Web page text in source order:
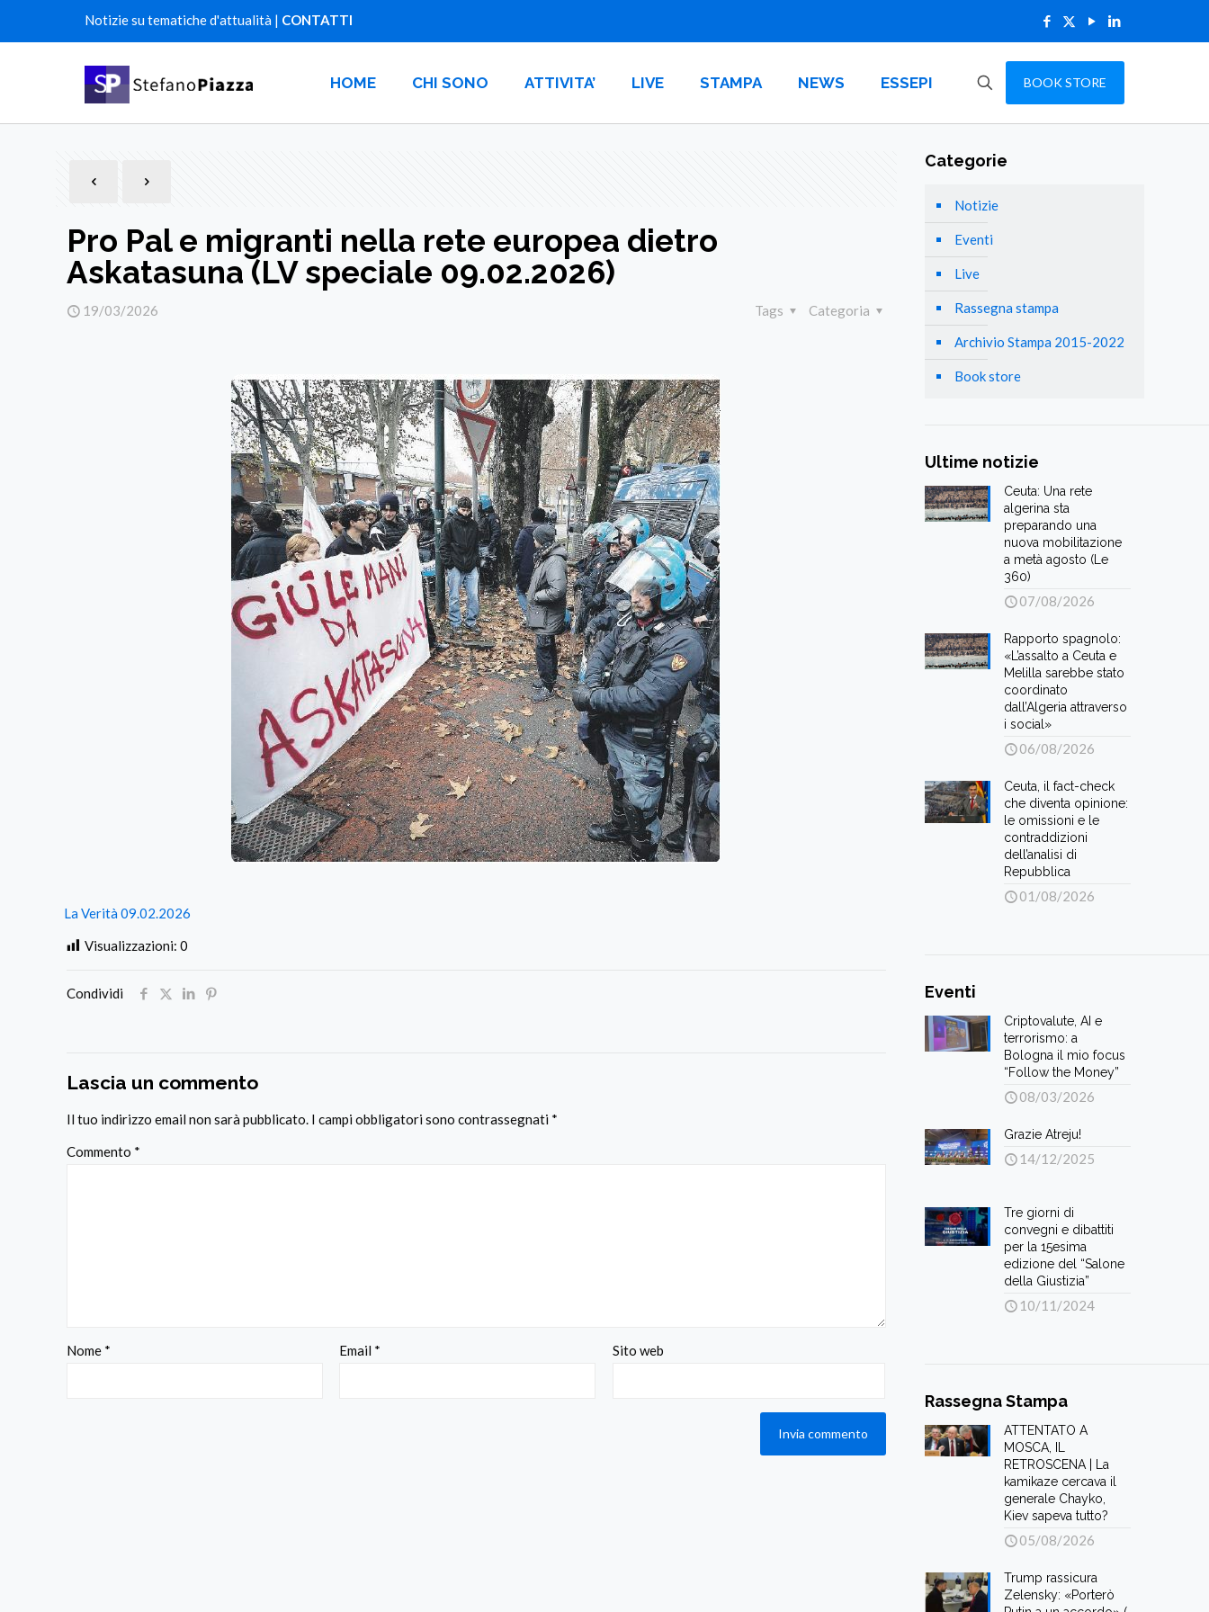
Notizie su tematiche d'attualità | CONTATTI
HOME CHI SONO ATTIVITA’ LIVE STAMPA NEWS ESSEPI BOOK STORE
Pro Pal e migranti nella rete europea dietro
Askatasuna (LV speciale 09.02.2026)
19/03/2026 Categoria
Tags
La Verità 09.02.2026
Visualizzazioni: 0
Condividi
Lascia un commento
Il tuo indirizzo email non sarà pubblicato. I campi obbligatori sono contrassegnati *
Commento *
Nome * Email * Sito web
Categorie
Notizie
Eventi
Live
Rassegna stampa
Archivio Stampa 2015-2022
Book store
Ultime notizie
Ceuta: Una rete
algerina sta
preparando una
nuova mobilitazione
a metà agosto (Le
360)
07/08/2026
Rapporto spagnolo:
«L’assalto a Ceuta e
Melilla sarebbe stato
coordinato
dall’Algeria attraverso
i social»
06/08/2026
Ceuta, il fact-check
che diventa opinione:
le omissioni e le
contraddizioni
dell’analisi di
Repubblica
01/08/2026
Eventi
Criptovalute, AI e
terrorismo: a
Bologna il mio focus
“Follow the Money”
08/03/2026
Grazie Atreju!
14/12/2025
Tre giorni di
convegni e dibattiti
per la 15esima
edizione del “Salone
della Giustizia”
10/11/2024
Rassegna Stampa
ATTENTATO A
MOSCA, IL
RETROSCENA | La
kamikaze cercava il
generale Chayko,
Kiev sapeva tutto?
05/08/2026
Trump rassicura
Zelensky: «Porterò